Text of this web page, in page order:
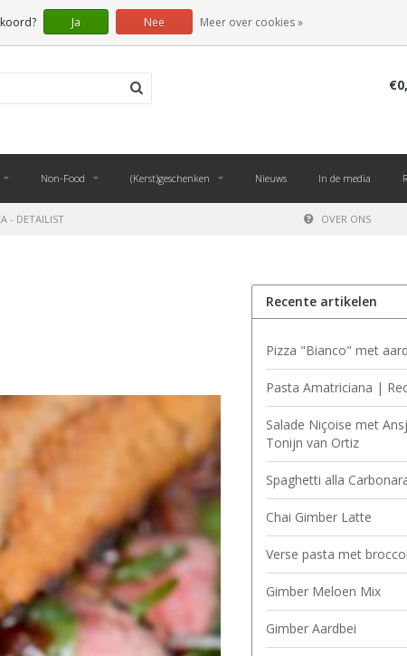
NL
Non-Food (Kerst)geschenken Nieuws In de media
- DETAILIST OVER ONS
Recente artikelen
Pizza "Bianco" met
Pasta Amatriciana |
Salade Niçoise met
Tonijn van Ortiz
Spaghetti alla
Chai Gimber Latte
Verse pasta met
Gimber Meloen Mix
Gimber Aardbei
Ja Nee Meer over cookies »